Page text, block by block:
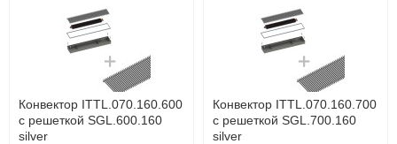
Доставка сантехники по Москве и Московской области
Наличный расчёт
Банковской картой на сайте в режиме реального
времени
Банковской картой при получении товара как при
доставке, так и самовывозом
Интернет-деньгами (Yandex-деньги, Web-money,
Qiwi-кошельки и другие).
Безналичный расчёт (возможно и с НДС)
Конвектор ITTL.070.160.600
с решеткой SGL.600.160
silver
Конвектор ITTL.070.160.700
с решеткой SGL.700.160
silver